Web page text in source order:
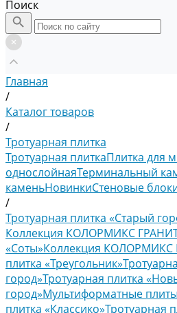
Поиск
Главная
/
Каталог товаров
/
Тротуарная плитка
Тротуарная плиткаПлитка для
однослойнаяТерминальный
каменьНовинкиСтеновые
/
Тротуарная плитка «Старый
Коллекция КОЛОРМИКС
«Соты»Коллекция КОЛОРМИКС
плитка «Треугольник»
город»Тротуарная плитка
город»Мультиформатные
плитка «Классико»Тротуарная